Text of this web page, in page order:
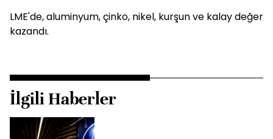
LME'de, aluminyum, çinko, nikel, kurşun ve kalay değer
kazandı.
İlgili Haberler